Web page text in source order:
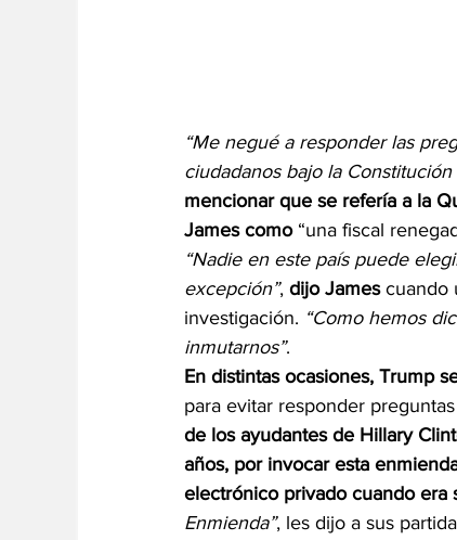
“Me negué a responder las
ciudadanos bajo la
mencionar que se refería a la
James como “una fiscal
“Nadie en este país puede
excepción”, dijo James cuando
investigación. “Como hemos
inmutarnos”.
En distintas ocasiones, Trump
para evitar responder
de los ayudantes de Hillary
años, por invocar esta
electrónico privado cuando era
Enmienda”, les dijo a sus